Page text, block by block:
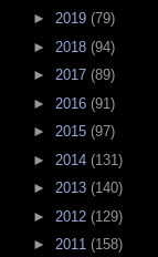
► 2019 (79)
► 2018 (94)
► 2017 (89)
► 2016 (91)
► 2015 (97)
► 2014 (131)
► 2013 (140)
► 2012 (129)
► 2011 (158)